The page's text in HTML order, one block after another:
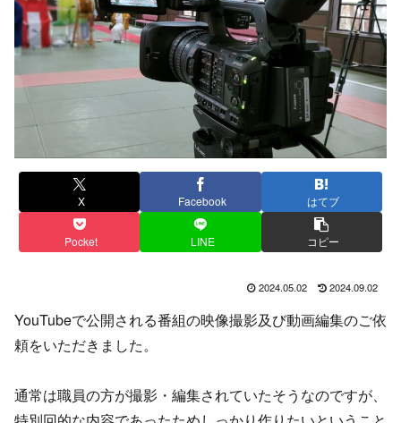
X Facebook はてブ
Pocket LINE コピー
2024.05.02 2024.09.02
YouTubeで公開される番組の映像撮影及び動画編集のご依
頼をいただきました。
通常は職員の方が撮影・編集されていたそうなのですが、